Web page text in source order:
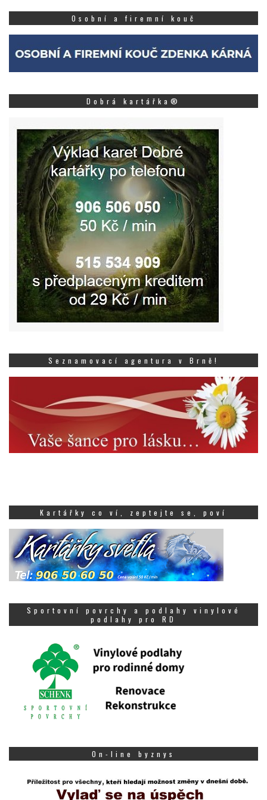
Osobní a firemní kouč
Dobrá kartářka®
Seznamovací agentura v Brně!
Kartářky co ví, zeptejte se, poví
Sportovní povrchy a podlahy vinylové
podlahy pro RD
On-line byznys